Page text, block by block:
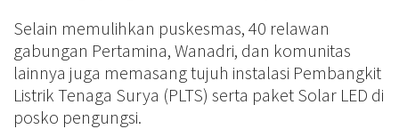
Selain memulihkan puskesmas, 40 relawan
gabungan Pertamina, Wanadri, dan komunitas
lainnya juga memasang tujuh instalasi Pembangkit
Listrik Tenaga Surya (PLTS) serta paket Solar LED di
posko pengungsi.